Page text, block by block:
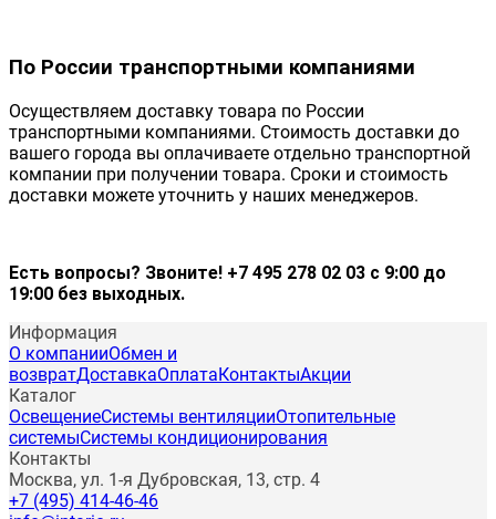
По России транспортными компаниями
Осуществляем доставку товара по России
транспортными компаниями. Стоимость доставки до
вашего города вы оплачиваете отдельно транспортной
компании при получении товара. Сроки и стоимость
доставки можете уточнить у наших менеджеров.
Есть вопросы? Звоните! +7 495 278 02 03 с 9:00 до
19:00 без выходных.
Информация
О компанииОбмен и
возвратДоставкаОплата КонтактыАкции
Каталог
ОсвещениеСистемы вентиляцииОтопительные
системыСистемы кондиционирования
Контакты
Москва, ул. 1-я Дубровская, 13, стр. 4
+7 (495) 414-46-46